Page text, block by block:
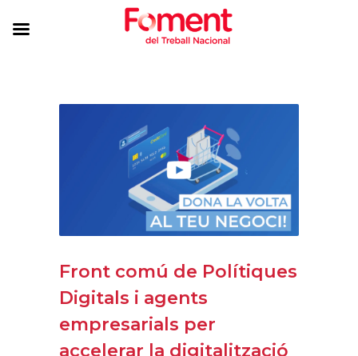
Front comú de Polítiques
Digitals i agents
empresarials per
accelerar la digitalització